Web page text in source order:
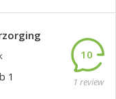
10
1 review
1